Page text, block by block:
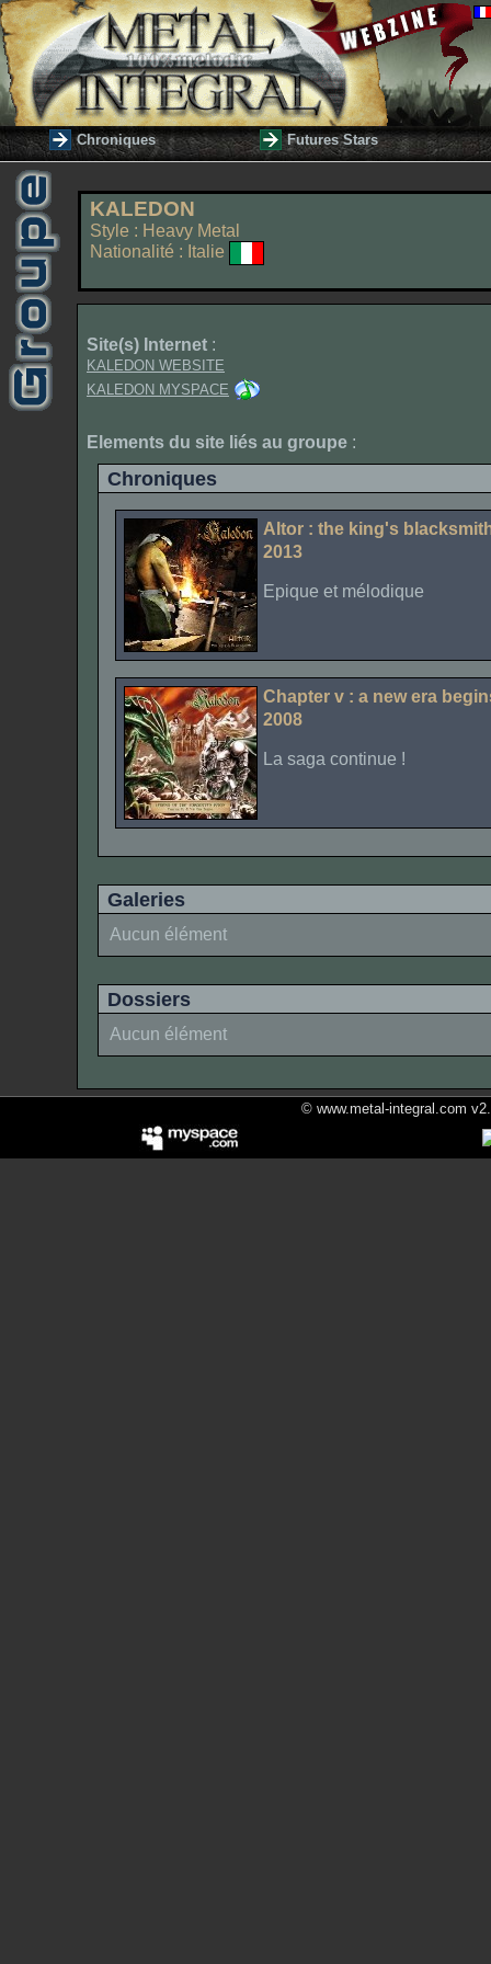
Chroniques Futures Stars
KALEDON
Style : Heavy Metal
Nationalité : Italie
Site(s) Internet :
KALEDON WEBSITE
KALEDON MYSPACE
Elements du site liés au groupe :
Chroniques
Altor : the king's
2013
Epique et mélodique
Chapter v : a new era
2008
La saga continue !
Galeries
Aucun élément
Dossiers
Aucun élément
© www.metal-integral.com